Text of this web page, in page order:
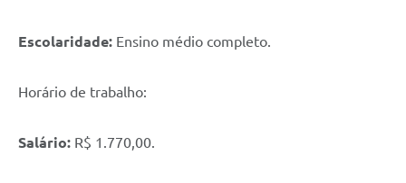
Escolaridade: Ensino médio completo.
Horário de trabalho:
Salário: R$ 1.770,00.